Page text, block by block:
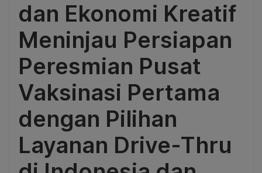
dan Ekonomi Kreatif
Meninjau Persiapan
Peresmian Pusat
Vaksinasi Pertama
dengan Pilihan
Layanan Drive-Thru